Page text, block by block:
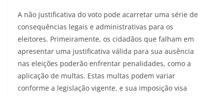
A não justificativa do voto pode acarretar uma série de
consequências legais e administrativas para os
eleitores. Primeiramente, os cidadãos que falham em
apresentar uma justificativa válida para sua ausência
nas eleições poderão enfrentar penalidades, como a
aplicação de multas. Estas multas podem variar
conforme a legislação vigente, e sua imposição visa